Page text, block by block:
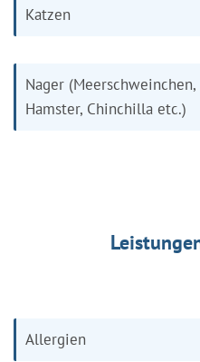
Katzen
Nager (Meerschweinchen,
Hamster, Chinchilla etc.)
Allergien